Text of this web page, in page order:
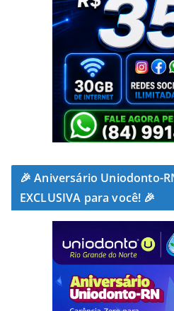
🎉 Aniversário Uniodonto-
EXCLUSIVA para você! 🎉